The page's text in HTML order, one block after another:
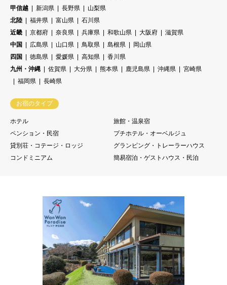
甲信越
新潟県 長野県
山梨県
北陸
福井県 富山県
石川県
近畿
京都府 奈良県 兵庫県 和歌山県 大阪府
滋賀県
中国
広島県 山口県 鳥取県 島根県
岡山県
四国
徳島県 愛媛県 高知県
香川県
九州・沖縄
佐賀県 大分県 熊本県 鹿児島県 沖縄県
宮崎県
福岡県
長崎県
お宿のタイプ
ホテル
旅館・温泉宿
ペンション・民宿
プチホテル・オーベルジュ
貸別荘・コテージ・ロッジ
グランピング・トレーラーハウス
コンドミニアム
簡易宿泊・ゲストハウス・民泊